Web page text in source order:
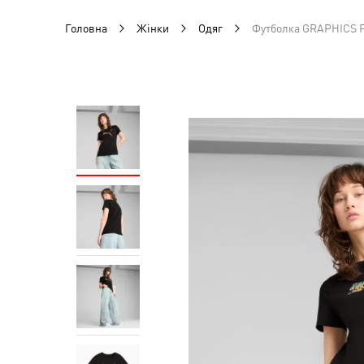
Головна Жінки Одяг Футболка GRAPHICS